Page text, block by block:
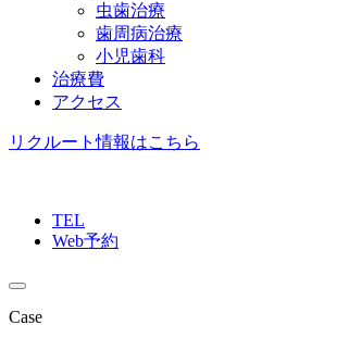
虫歯治療
歯周病治療
小児歯科
治療費
アクセス
リクルート情報はこちら
TEL
Web予約
Case